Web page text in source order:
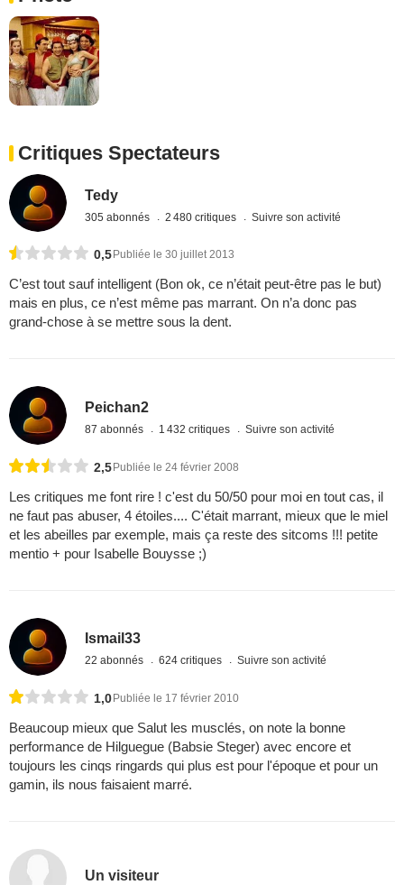
Critiques Spectateurs
Tedy
305 abonnés 2 480 critiques Suivre son activité
0,5 Publiée le 30 juillet 2013
C’est tout sauf intelligent (Bon ok, ce n’était peut-être pas le but)
mais en plus, ce n’est même pas marrant. On n’a donc pas
grand-chose à se mettre sous la dent.
Peichan2
87 abonnés 1 432 critiques Suivre son activité
2,5Publiée le 24 février 2008
Les critiques me font rire ! c'est du 50/50 pour moi en tout cas, il
ne faut pas abuser, 4 étoiles.... C'était marrant, mieux que le miel
et les abeilles par exemple, mais ça reste des sitcoms !!! petite
mentio + pour Isabelle Bouysse ;)
Ismail33
22 abonnés 624 critiques Suivre son activité
1,0Publiée le 17 février 2010
Beaucoup mieux que Salut les musclés, on note la bonne
performance de Hilguegue (Babsie Steger) avec encore et
toujours les cinqs ringards qui plus est pour l'époque et pour un
gamin, ils nous faisaient marré.
Un visiteur